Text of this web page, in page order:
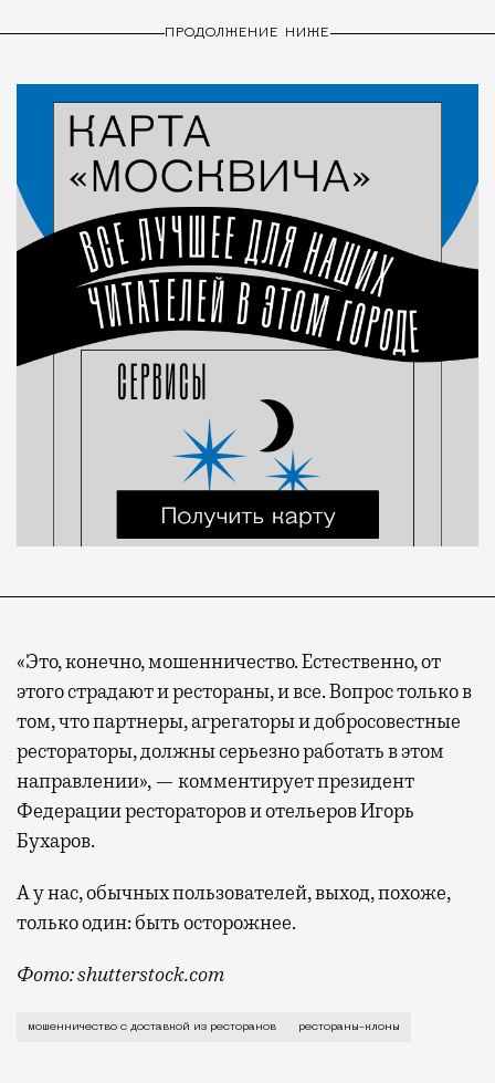
ПРОДОЛЖЕНИЕ НИЖЕ
«Это, конечно, мошенничество. Естественно, от
этого страдают и рестораны, и все. Вопрос только в
том, что партнеры, агрегаторы и добросовестные
рестораторы, должны серьезно работать в этом
направлении», — комментирует президент
Федерации рестораторов и отельеров Игорь
Бухаров.
А у нас, обычных пользователей, выход, похоже,
только один: быть осторожнее.
Фото: shutterstock.com
Впрочем, не только двойники — обычных
мошенничество с доставкой из ресторанов рестораны-клоны